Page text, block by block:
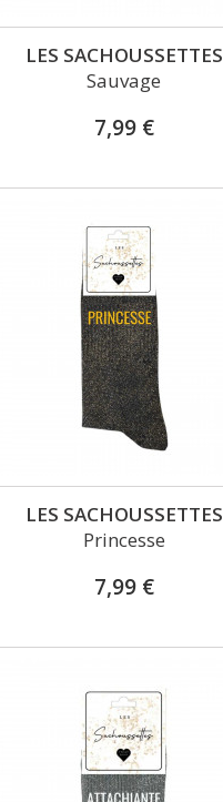
LES SACHOUSSETTES
Sauvage
7,99 €
LES SACHOUSSETTES
Princesse
7,99 €